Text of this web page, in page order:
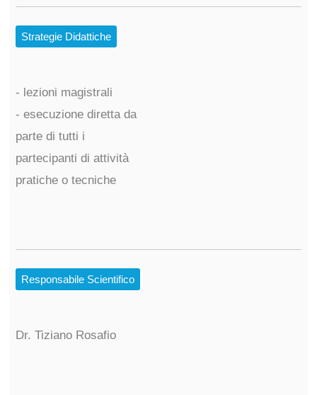
Strategie Didattiche
- lezioni magistrali
- esecuzione diretta da
parte di tutti i
partecipanti di attività
pratiche o tecniche
Responsabile Scientifico
Dr. Tiziano Rosafio